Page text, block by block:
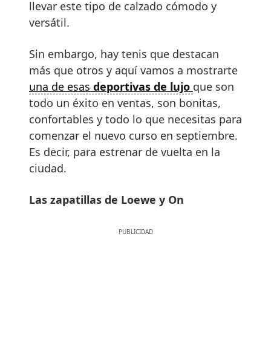
llevar este tipo de calzado cómodo y
versátil.
Sin embargo, hay tenis que destacan
más que otros y aquí vamos a mostrarte
una de esas deportivas de lujo que son
todo un éxito en ventas, son bonitas,
confortables y todo lo que necesitas para
comenzar el nuevo curso en septiembre.
Es decir, para estrenar de vuelta en la
ciudad.
Las zapatillas de Loewe y On